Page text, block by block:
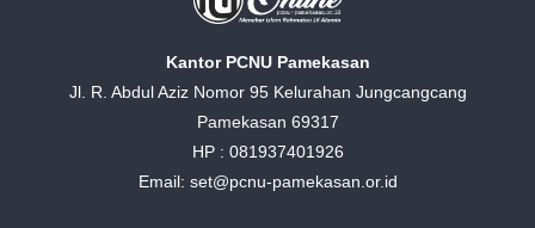
Kantor PCNU Pamekasan
Jl. R. Abdul Aziz Nomor 95 Kelurahan Jungcangcang
Pamekasan 69317
HP : 081937401926
Email: set@pcnu-pamekasan.or.id